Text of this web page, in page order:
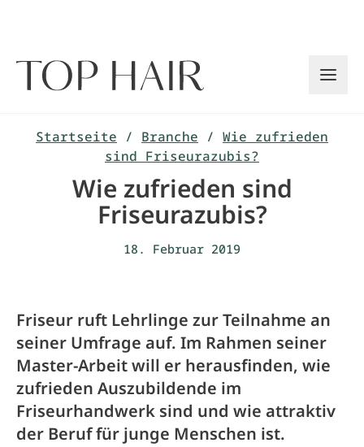
Startseite / Branche / Wie zufrieden
sind Friseurazubis?
Wie zufrieden sind
Friseurazubis?
18. Februar 2019
Friseur ruft Lehrlinge zur Teilnahme an
seiner Umfrage auf. Im Rahmen seiner
Master-Arbeit will er herausfinden, wie
zufrieden Auszubildende im
Friseurhandwerk sind und wie attraktiv
der Beruf für junge Menschen ist.